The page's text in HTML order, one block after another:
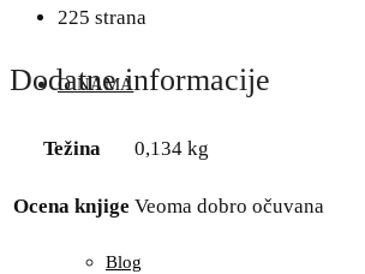
O NAMA
Blog
225 strana
Dodatne informacije
Težina 0,134 kg
Ocena knjige Veoma dobro očuvana